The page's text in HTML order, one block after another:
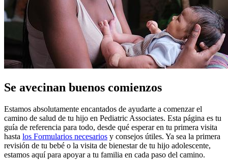
Se avecinan buenos comienzos
Estamos absolutamente encantados de ayudarte a comenzar el
camino de salud de tu hijo en Pediatric Associates. Esta página es tu
guía de referencia para todo, desde qué esperar en tu primera visita
hasta los Formularios necesarios y consejos útiles. Ya sea la primera
revisión de tu bebé o la visita de bienestar de tu hijo adolescente,
estamos aquí para apoyar a tu familia en cada paso del camino.